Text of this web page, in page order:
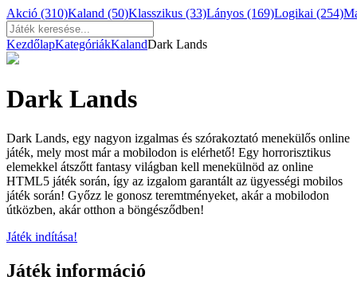
Akció (310)Kaland (50)Klasszikus (33)Lányos (169)Logikai (254)
KezdőlapKategóriákKalandDark Lands
Dark Lands
Dark Lands, egy nagyon izgalmas és szórakoztató menekülős online
játék, mely most már a mobilodon is elérhető! Egy horrorisztikus
elemekkel átszőtt fantasy világban kell menekülnöd az online
HTML5 játék során, így az izgalom garantált az ügyességi mobilos
játék során! Győzz le gonosz teremtményeket, akár a mobilodon
útközben, akár otthon a böngésződben!
Játék indítása!
Játék információ